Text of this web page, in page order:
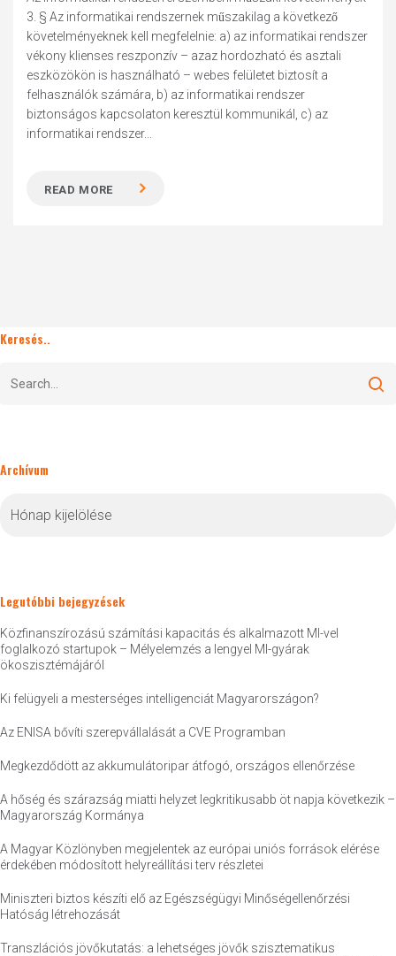
3. § Az informatikai rendszernek műszakilag a következő
követelményeknek kell megfelelnie: a) az informatikai rendszer
vékony klienses reszponzív – azaz hordozható és asztali
eszközökön is használható – webes felületet biztosít a
felhasználók számára, b) az informatikai rendszer
biztonságos kapcsolaton keresztül kommunikál, c) az
informatikai rendszer...
READ MORE
Keresés..
Archívum
Legutóbbi bejegyzések
Közfinanszírozású számítási kapacitás és alkalmazott MI-vel
foglalkozó startupok – Mélyelemzés a lengyel MI-gyárak
ökoszisztémájáról
Ki felügyeli a mesterséges intelligenciát Magyarországon?
Az ENISA bővíti szerepvállalását a CVE Programban
Megkezdődött az akkumulátoripar átfogó, országos ellenőrzése
A hőség és szárazság miatti helyzet legkritikusabb öt napja következik –
Magyarország Kormánya
A Magyar Közlönyben megjelentek az európai uniós források elérése
érdekében módosított helyreállítási terv részletei
Miniszteri biztos készíti elő az Egészségügyi Minőségellenőrzési
Hatóság létrehozását
Transzlációs jövőkutatás: a lehetséges jövők szisztematikus